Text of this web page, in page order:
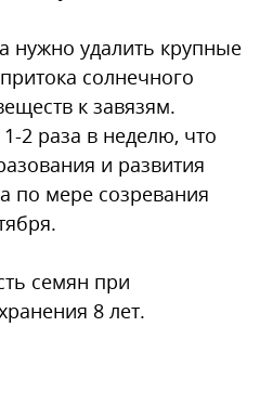
нужно удалить крупные
солнечного
к завязям.
2 раза в неделю, что
и развития
по мере созревания
семян при
8 лет.